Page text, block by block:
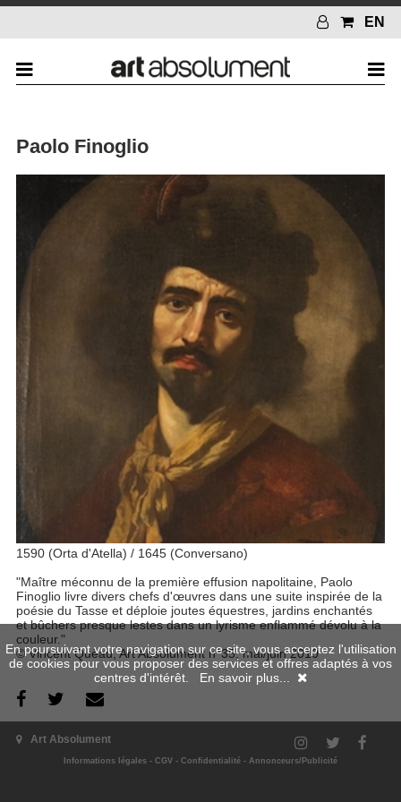
EN
Paolo Finoglio
1590 (Orta d'Atella) / 1645 (Conversano)
"Maître méconnu de la première effusion napolitaine, Paolo
Finoglio livre divers chefs d'œuvres dans une suite inspirée de la
poésie du Tasse et déploie joutes équestres, jardins enchantés
et bûchers presque lestes dans un lyrisme enflammé dévolu à la
couleur."
© Vincent Quèau, Art Absolument n°35, mai/juin 2010
Ses numéros
Art Absolument
Informations légales - CGV - Confidentialité - Annonceurs/Publicité
En poursuivant votre navigation sur ce site, vous acceptez l'utilisation
de cookies pour vous proposer des services et offres adaptés à vos
centres d'intérêt. En savoir plus...